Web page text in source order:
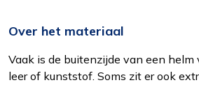
Over het materiaal
Vaak is de buitenzijde van een helm
leer of kunststof. Soms zit er ook